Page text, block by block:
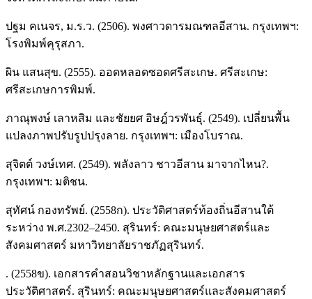
ปฐม คเนจร, ม.ร.ว. (2506). พงศาวดารมณฑลอีสาน. กรุงเทพฯ:
โรงพิมพ์คุรุสภา.
ผิน แสนสุข. (2555). ออดหลอดซอดศรีสะเกษ. ศรีสะเกษ:
ศรีสะเกษการพิมพ์.
ภาณุพงษ์ เลาหสิม และชัยยศ อิษฎ์วรพันธุ์. (2549). เปลี่ยนพื้น
แปลงภาพปรับรูปปรุงลาย. กรุงเทพฯ: เมืองโบราณ.
สุจิตต์ วงษ์เทศ. (2549). พลังลาว ชาวอีสาน มาจากไหน?.
กรุงเทพฯ: มติชน.
สุทัศน์ กองทรัพย์. (2558ก). ประวัติศาสตร์ท้องถิ่นอีสานใต้
ระหว่าง พ.ศ.2302–2450. สุรินทร์: คณะมนุษยศาสตร์และ
สังคมศาสตร์ มหาวิทยาลัยราชภัฏสุรินทร์.
. (2558ข). เอกสารคำสอนวิชาหลักฐานและเอกสาร
ประวัติศาสตร์. สุรินทร์: คณะมนุษยศาสตร์และสังคมศาสตร์